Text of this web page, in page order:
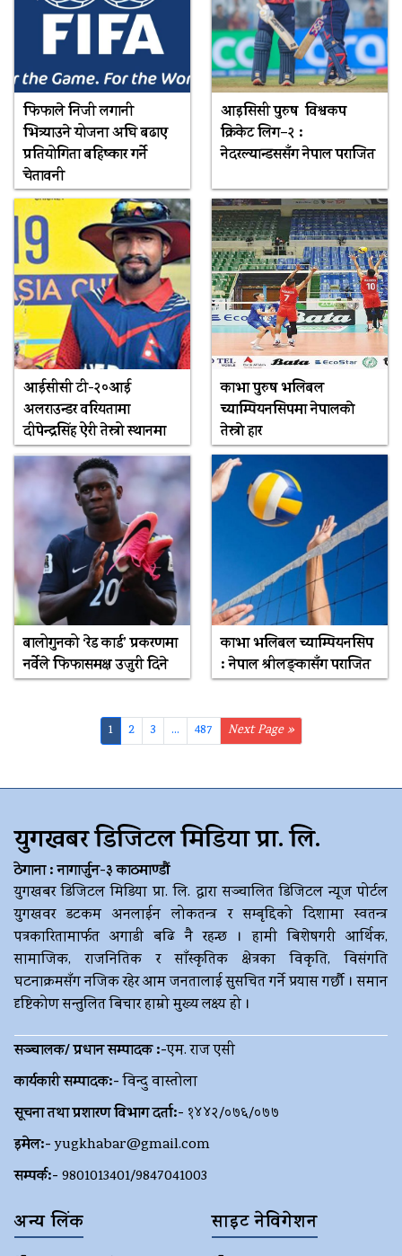
फिफाले निजी लगानी
भित्र्याउने योजना अघि बढाए
प्रतियोगिता बहिष्कार गर्ने
चेतावनी
आइसिसी पुरुष विश्वकप
क्रिकेट लिग–२ :
नेदरल्यान्डससँग नेपाल पराजित
आईसीसी टी-२०आई
अलराउन्डर वरियतामा
दीपेन्द्रसिंह ऐरी तेस्रो स्थानमा
काभा पुरुष भलिबल
च्याम्पियनसिपमा नेपालकाे
तेस्राे हार
बालोगुनको ‘रेड कार्ड’ प्रकरणमा
नर्वेले फिफासमक्ष उजुरी दिने
काभा भलिबल च्याम्पियनसिप
: नेपाल श्रीलङ्कासँग पराजित
1 2 3 ... 487 Next Page »
युगखबर डिजिटल मिडिया प्रा. लि.
ठेगाना : नागार्जुन-३ काठमाण्डौं
युगखबर डिजिटल मिडिया प्रा. लि. द्धारा सञ्चालित डिजिटल न्यूज पोर्टल
युगखवर डटकम अनलाईन लोकतन्त्र र सम्बृद्दिको दिशामा स्वतन्त्र
पत्रकारितामार्फत अगाडी बढि नै रहन्छ । हामी बिशेषगरी आर्थिक,
सामाजिक, राजनितिक र साँस्कृतिक क्षेत्रका विकृति, विसंगति
घटनाक्रमसँग नजिक रहेर आम जनतालाई सुसचित गर्ने प्रयास गर्छौ । समान
दृष्टिकोण सन्तुलित बिचार हाम्रो मुख्य लक्ष्य हो ।
सञ्चालक/ प्रधान सम्पादक :-एम. राज एसी
कार्यकारी सम्पादक:-विन्दु वास्तोला
सूचना तथा प्रशारण विभाग दर्ता:- १४४२/०७६/०७७
इमेल:- yugkhabar@gmail.com
सम्पर्क:- 9801013401/9847041003
अन्य लिंक साइट नेविगेशन